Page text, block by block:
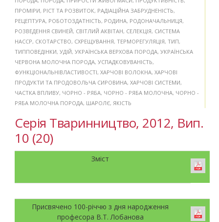
ПРОМІРИ, РІСТ ТА РОЗВИТОК, РАДІАЦІЙНА ЗАБРУДНЕНІСТЬ,
РЕЦЕПТУРА, РОБОТОЗДАТНІСТЬ, РОДИНА, РОДОНАЧАЛЬНИЦЯ,
РОЗВЕДЕННЯ СВИНЕЙ, СВІТЛИЙ АКВІТАН, СЕЛЕКЦІЯ, СИСТЕМА
НАССР, СКОТАРСТВО, СХРЕЩУВАННЯ, ТЕРМОРЕГУЛЯЦІЯ, ТИП,
ТИППОВЕДІНКИ, УДІЙ, УКРАЇНСЬКА ВЕРХОВА ПОРОДА, УКРАЇНСЬКА
ЧЕРВОНА МОЛОЧНА ПОРОДА, УСПАДКОВУВАНІСТЬ,
ФУНКЦІОНАЛЬНІВЛАСТИВОСТІ, ХАРЧОВІ ВОЛОКНА, ХАРЧОВІ
ПРОДУКТИ ТА ПРОДОВОЛЬЧА СИРОВИНА, ХАРЧОВІ СИСТЕМИ,
ЧАСТКА ВПЛИВУ, ЧОРНО - РЯБА, ЧОРНО - РЯБА МОЛОЧНА, ЧОРНО -
РЯБА МОЛОЧНА ПОРОДА, ШАРОЛЄ, ЯКІСТЬ
Серія Тваринництво, 2012, Вип.
10 (20)
Зміст
Присвячено 100-річчю з дня народження
професора В.Т. Лобанова